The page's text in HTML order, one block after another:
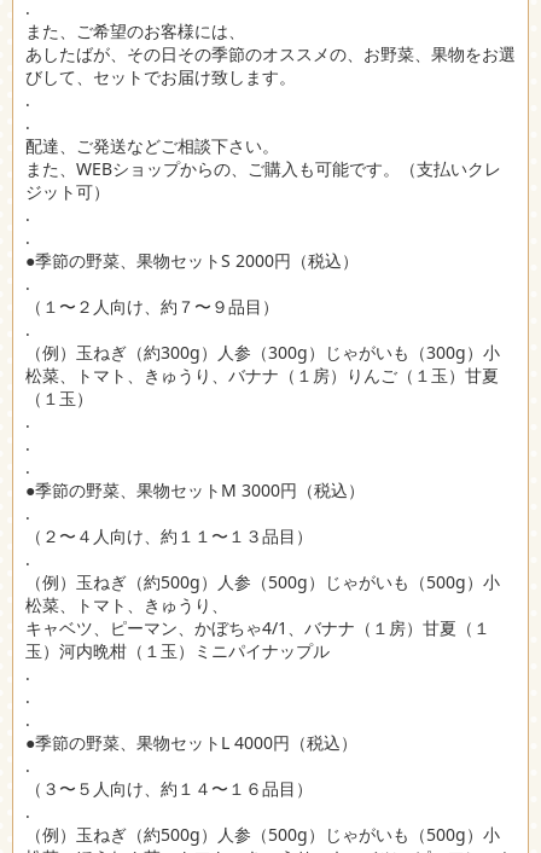
.
また、ご希望のお客様には、
あしたばが、その日その季節のオススメの、お野菜、果物をお選
びして、セットでお届け致します。
.
.
配達、ご発送などご相談下さい。
また、WEBショップからの、ご購入も可能です。（支払いクレ
ジット可）
.
.
●季節の野菜、果物セットS 2000円（税込）
.
（１〜２人向け、約７〜９品目）
.
（例）玉ねぎ（約300g）人参（300g）じゃがいも（300g）小
松菜、トマト、きゅうり、バナナ（１房）りんご（１玉）甘夏
（１玉）
.
.
.
●季節の野菜、果物セットM 3000円（税込）
.
（２〜４人向け、約１１〜１３品目）
.
（例）玉ねぎ（約500g）人参（500g）じゃがいも（500g）小
松菜、トマト、きゅうり、
キャベツ、ピーマン、かぼちゃ4/1、バナナ（１房）甘夏（１
玉）河内晩柑（１玉）ミニパイナップル
.
.
.
●季節の野菜、果物セットL 4000円（税込）
.
（３〜５人向け、約１４〜１６品目）
.
（例）玉ねぎ（約500g）人参（500g）じゃがいも（500g）小